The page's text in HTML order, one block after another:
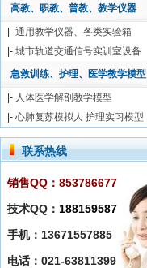
高教、职教、普教、教学仪器
|- 通用教学仪器、各类实验箱
|- 城市轨道交通信号实训室设备
急救训练、护理、医学教学模型
|- 人体医学解剖教学模型
|- 心肺复苏模拟人 护理实习模型
联系热线
销售QQ：853786677
技术QQ： 188159587
手机：13671557885
电话：021-63811399